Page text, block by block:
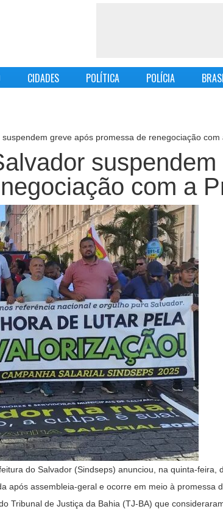
CIDADES POLÍTICA POLÍCIA
greve após promessa de renegociação com
com a
do Salvador (Sindseps) anunciou, na quinta-feira,
após assembleia-geral e ocorre em meio à promessa
Tribunal de Justiça da Bahia (TJ-BA) que